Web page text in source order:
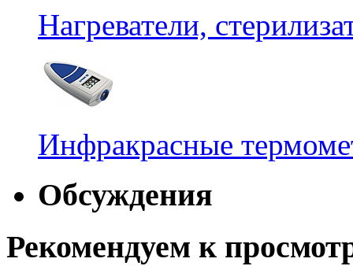
Нагреватели,
Инфракрасные
Обсуждения
Рекомендуем к